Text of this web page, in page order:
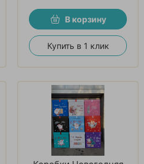
В корзину
Купить в 1 клик